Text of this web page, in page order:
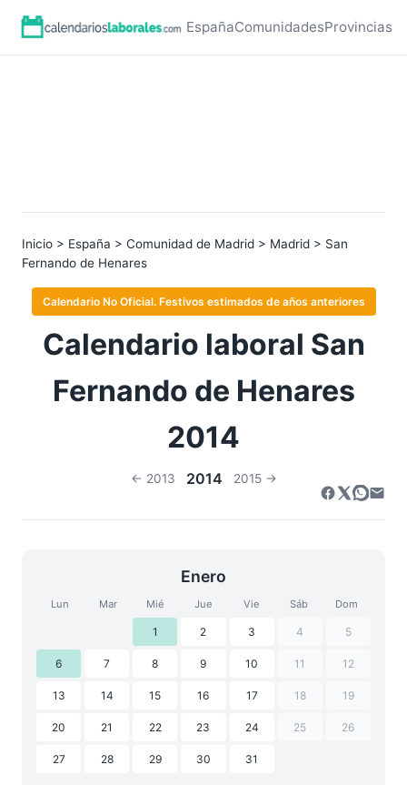
EspañaComunidadesProvincias
Inicio > España > Comunidad de Madrid > Madrid > San
Fernando de Henares
Calendario No Oficial. Festivos estimados de años anteriores
Calendario laboral San
Fernando de Henares
2014
← 2013 2014 2015 →
Enero
Lun Mar Mié Jue Vie Sáb Dom
1 2 3 4 5
6 7 8 9 10 11 12
13 14 15 16 17 18 19
20 21 22 23 24 25 26
27 28 29 30 31